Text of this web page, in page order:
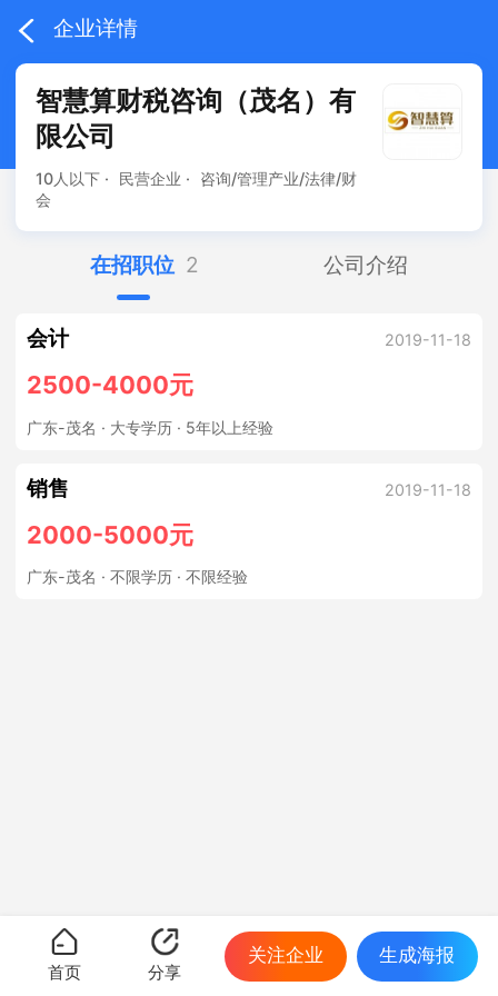
企业详情
智慧算财税咨询（茂名）有
限公司
10人以下 · 民营企业 ·
咨询/管理产业/法律/财
会
在招职位 2 公司介绍
会计 2019-11-18
2500-4000元
广东-茂名 · 大专学历 · 5年以上经验
销售 2019-11-18
2000-5000元
广东-茂名 · 不限学历 · 不限经验
首页 分享
关注企业 生成海报